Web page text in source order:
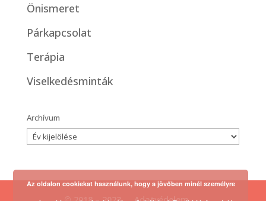
Önismeret
Párkapcsolat
Terápia
Viselkedésminták
Archívum
Az oldalon cookiekat használunk, hogy a jövőben minél személyre